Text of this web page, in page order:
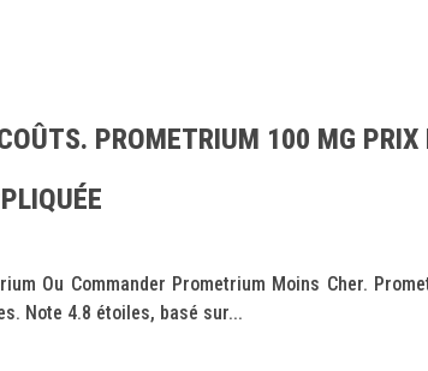
PROMETRIUM 100 MG
Ou Commander Prometrium Moins Cher.
Note 4.8 étoiles, basé sur...